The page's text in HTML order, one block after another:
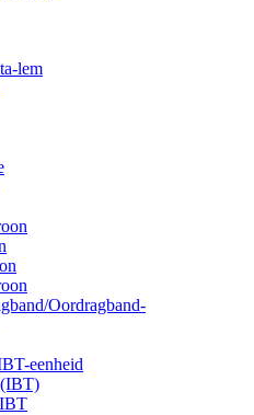
lem
Oordragband-
eenheid